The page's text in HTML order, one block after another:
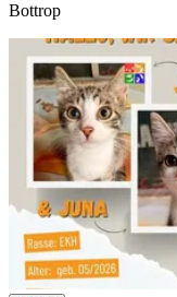
Bottrop